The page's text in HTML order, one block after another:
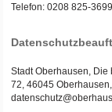
Telefon: 0208 825-
Stadt Oberhausen,
72, 46045